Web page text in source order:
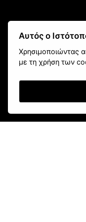
Αυτός ο
Χρησιμοποιώντας
με τη χρήση των